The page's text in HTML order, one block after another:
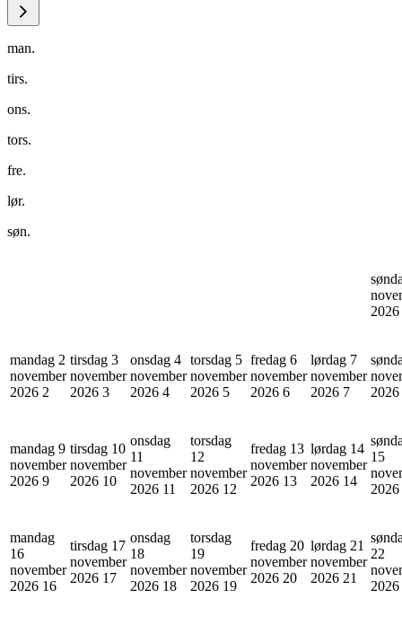
man.
tirs.
ons.
tors.
fre.
lør.
søn.
2026
mandag 2
november
2026 2
tirsdag 3
november
2026 3
onsdag 4
november
2026 4
torsdag 5
november
2026 5
fredag 6
november
2026 6
lørdag 7
november
2026 7
2026
mandag 9
november
2026 9
tirsdag 10
november
2026 10
onsdag
11
november
2026 11
torsdag
12
november
2026 12
fredag 13
november
2026 13
lørdag 14
november
2026 14
15
2026
mandag
16
november
2026 16
tirsdag 17
november
2026 17
onsdag
18
november
2026 18
torsdag
19
november
2026 19
fredag 20
november
2026 20
lørdag 21
november
2026 21
22
2026